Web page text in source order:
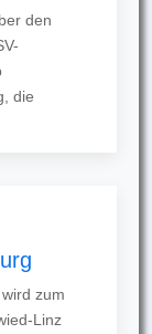
den
die
zum
Linz